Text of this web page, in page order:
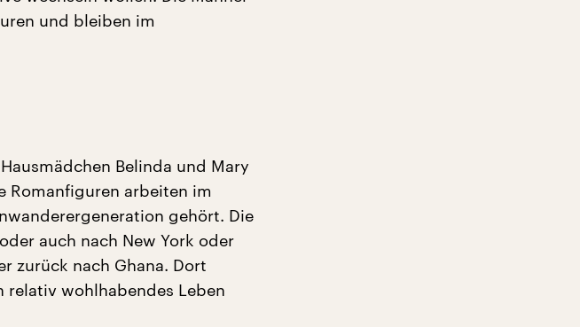
und bleiben im
Belinda und Mary
Romanfiguren arbeiten im
gehört. Die
auch nach New York oder
zurück nach Ghana. Dort
relativ wohlhabendes Leben